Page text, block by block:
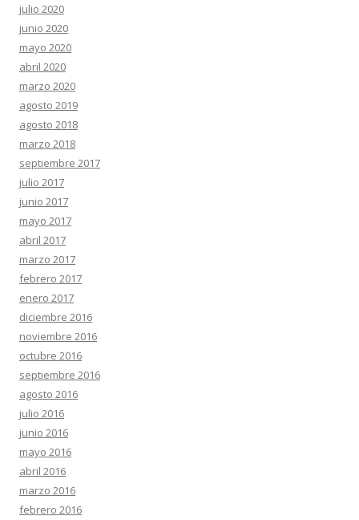
julio 2020
junio 2020
mayo 2020
abril 2020
marzo 2020
agosto 2019
agosto 2018
marzo 2018
septiembre 2017
julio 2017
junio 2017
mayo 2017
abril 2017
marzo 2017
febrero 2017
enero 2017
diciembre 2016
noviembre 2016
octubre 2016
septiembre 2016
agosto 2016
julio 2016
junio 2016
mayo 2016
abril 2016
marzo 2016
febrero 2016